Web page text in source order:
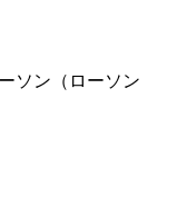
ソン（ローソン